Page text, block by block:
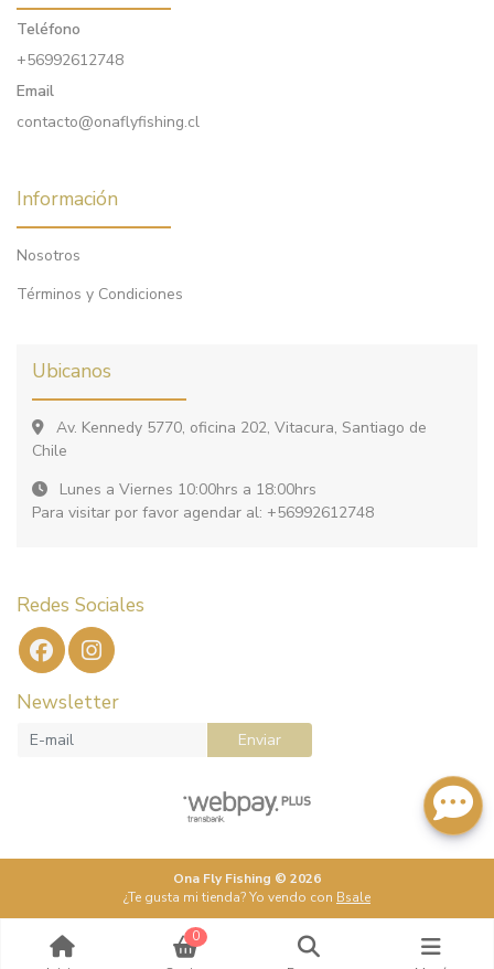
Teléfono
+56992612748
Email
contacto@onaflyfishing.cl
Información
Nosotros
Términos y Condiciones
Ubicanos
Av. Kennedy 5770, oficina 202, Vitacura, Santiago de
Chile
Lunes a Viernes 10:00hrs a 18:00hrs
Para visitar por favor agendar al: +56992612748
Redes Sociales
Newsletter
Enviar
Ona Fly Fishing © 2026
¿Te gusta mi tienda? Yo vendo con Bsale
0